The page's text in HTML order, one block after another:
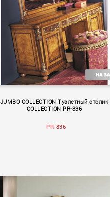
Rendez–Vous
JUMBO COLLECTION Туалетный столик
COLLECTION PR-836
PR-836